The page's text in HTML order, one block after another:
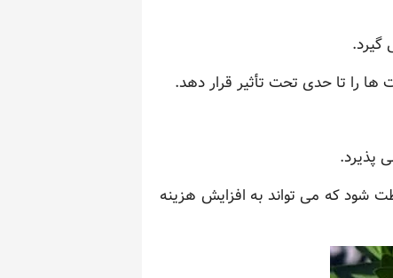
گیرد.
ها را تا حدی تحت تأثیر قرار دهد.
پذیرد.
شود که می تواند به افزایش هزینه